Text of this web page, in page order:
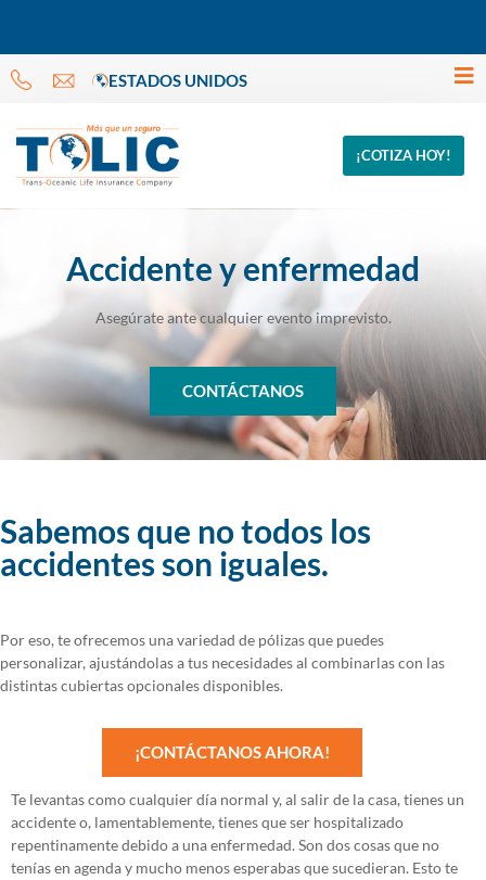
ESTADOS UNIDOS
¡COTIZA HOY!
Accidente y enfermedad
Asegúrate ante cualquier evento imprevisto.
CONTÁCTANOS
Sabemos que no todos los
accidentes son iguales.
Por eso, te ofrecemos una variedad de pólizas que puedes
personalizar, ajustándolas a tus necesidades al combinarlas con las
distintas cubiertas opcionales disponibles.
¡CONTÁCTANOS AHORA!
Te levantas como cualquier día normal y, al salir de la casa, tienes un
accidente o, lamentablemente, tienes que ser hospitalizado
repentinamente debido a una enfermedad. Son dos cosas que no
tenías en agenda y mucho menos esperabas que sucedieran. Esto te